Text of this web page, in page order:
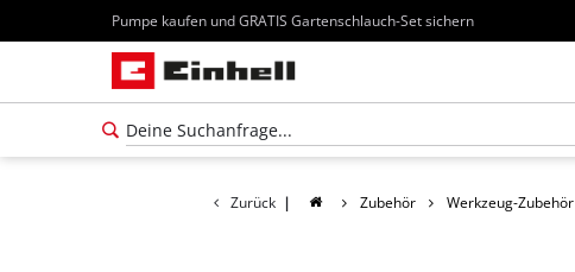
Pumpe kaufen und GRATIS Gartenschlauch-Set sichern
Zurück | Zubehör Werkzeug-Zubehör